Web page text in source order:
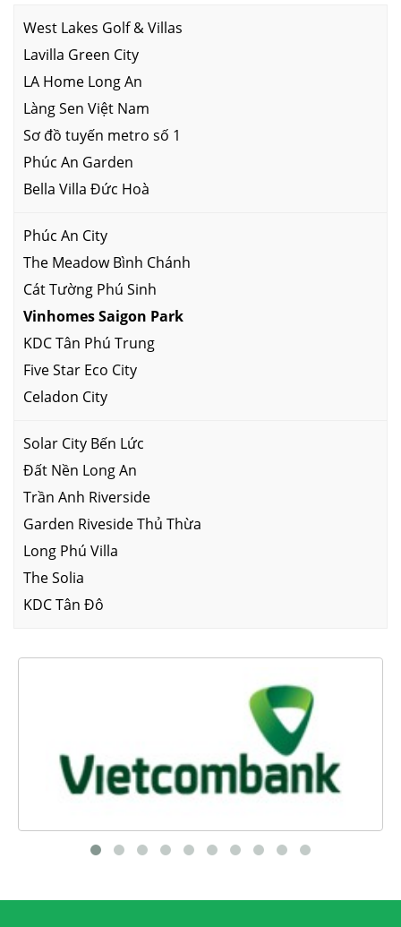
West Lakes Golf & Villas
Lavilla Green City
LA Home Long An
Làng Sen Việt Nam
Sơ đồ tuyến metro số 1
Phúc An Garden
Bella Villa Đức Hoà
Phúc An City
The Meadow Bình Chánh
Cát Tường Phú Sinh
Vinhomes Saigon Park
KDC Tân Phú Trung
Five Star Eco City
Celadon City
Solar City Bến Lức
Đất Nền Long An
Trần Anh Riverside
Garden Riveside Thủ Thừa
Long Phú Villa
The Solia
KDC Tân Đô